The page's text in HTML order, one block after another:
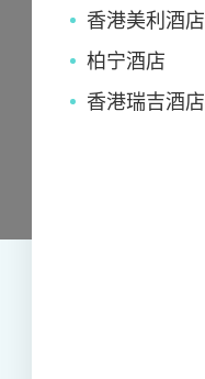
香港美利酒店
柏宁酒店
香港瑞吉酒店